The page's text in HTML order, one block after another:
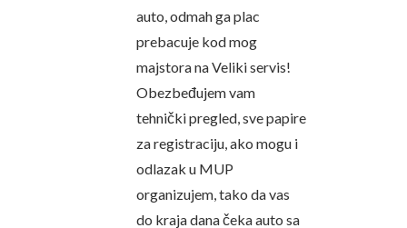
auto, odmah ga plac
prebacuje kod mog
majstora na Veliki servis!
Obezbeđujem vam
tehnički pregled, sve papire
za registraciju, ako mogu i
odlazak u MUP
organizujem, tako da vas
do kraja dana čeka auto sa